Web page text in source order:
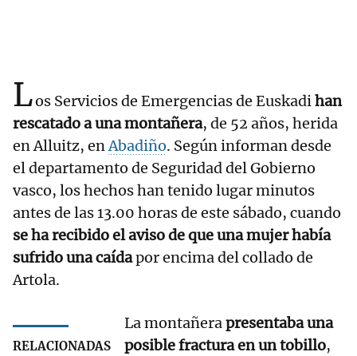
Los Servicios de Emergencias de Euskadihan
rescatado a una montañera, de 52 años, herida
en Alluitz, enAbadiño. Según informan desde
el departamento de Seguridad del Gobierno
vasco, los hechos han tenido lugar minutos
antes de las 13.00 horas de este sábado, cuando
se ha recibido el aviso de que una mujer había
sufrido una caídapor encima del collado de
Artola.
RELACIONADAS
La montañerapresentaba una
posible fractura en un tobillo,